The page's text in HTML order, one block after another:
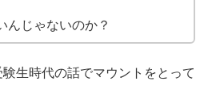
んじゃないのか？
生時代の話でマウントをとって